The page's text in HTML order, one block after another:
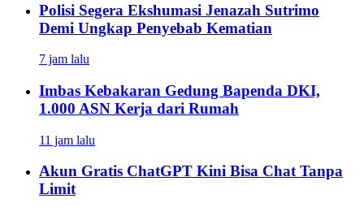
Polisi Segera Ekshumasi Jenazah Sutrimo
Demi Ungkap Penyebab Kematian
7 jam lalu
Imbas Kebakaran Gedung Bapenda DKI,
1.000 ASN Kerja dari Rumah
11 jam lalu
Akun Gratis ChatGPT Kini Bisa Chat Tanpa
Limit